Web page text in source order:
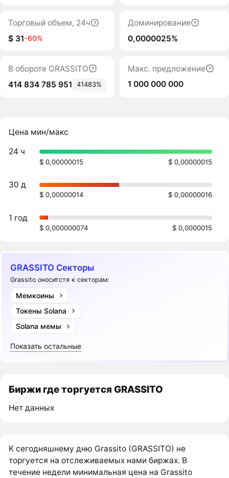
Торговый объем, 24ч
$ 31-60%
Доминирование
0,0000025%
В обороте GRASSITO
414 834 785 951
41483%
Макс. предложение
1 000 000 000
Цена мин/макс
24 ч
$ 0,00000015 $ 0,00000015
30 д
$ 0,00000014 $ 0,00000016
1 год
$ 0,000000074 $ 0,0000015
GRASSITO Секторы
Grassito оноситстя к секторам:
Мемкоины
Токены Solana
Solana мемы
Показать остальные
Биржи где торгуется GRASSITO
Нет данных
К сегодняшнему дню Grassito (GRASSITO) не
торгуется на отслеживаемых нами биржах. В
течение недели минимальная цена на Grassito